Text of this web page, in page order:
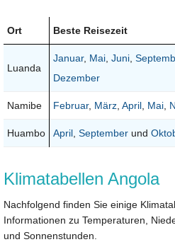
Ort Beste Reisezeit
Luanda
Januar, Mai Juni
Dezember
Namibe Februar, März April Mai
Huambo April September und
Klimatabellen Angola
Nachfolgend finden Sie einige
Informationen zu Temperaturen,
und Sonnenstunden.